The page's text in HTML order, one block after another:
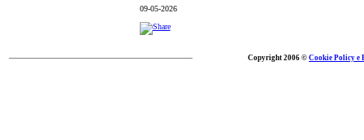
09-05-2026
Copyright 2006 © Cookie Policy e